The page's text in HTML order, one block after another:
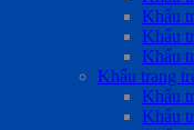
Khẩu
Khẩu
Khẩu
Khẩu trang
Khẩu
Khẩu